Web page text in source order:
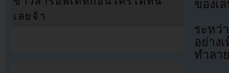
ของเ
ระหว่
อย่า
ทำลา
เลยจ้า